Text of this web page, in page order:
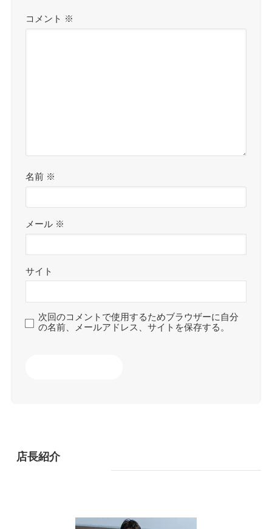
コメント ※
名前 ※
メール ※
サイト
次回のコメントで使用するためブラウザーに自分
の名前、メールアドレス、サイトを保存する。
店長紹介